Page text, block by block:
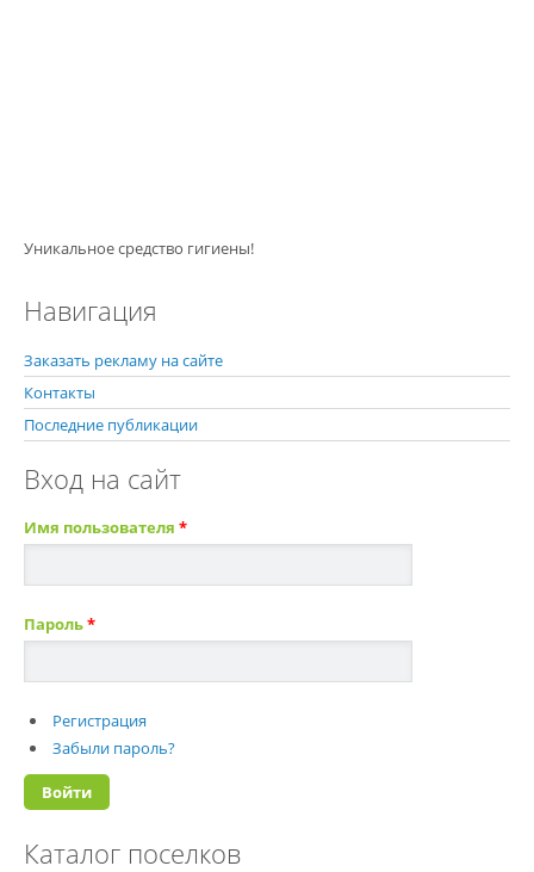
Уникальное средство гигиены!
Навигация
Заказать рекламу на сайте
Контакты
Последние публикации
Вход на сайт
Имя пользователя *
Пароль*
Регистрация
Забыли пароль?
Каталог поселков